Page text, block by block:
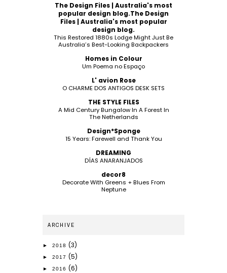
The Design Files | Australia's most
popular design blog.The Design
Files | Australia's most popular
design blog.
This Restored 1880s Lodge Might Just Be
Australia’s Best-Looking Backpackers
Homes in Colour
Um Poema no Espaço
L' avion Rose
O CHARME DOS ANTIGOS DESK SETS
THE STYLE FILES
A Mid Century Bungalow In A Forest In
The Netherlands
Design*Sponge
15 Years: Farewell and Thank You
DREAMING
DÍAS ANARANJADOS
decor8
Decorate With Greens + Blues From
Neptune
ARCHIVE
► 2018 (3)
► 2017 (5)
► 2016 (6)